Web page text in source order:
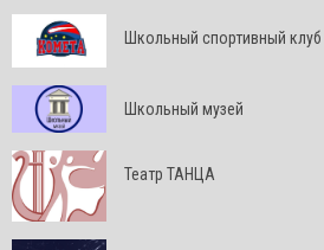
Школьный спортивный
Школьный музей
Театр ТАНЦА